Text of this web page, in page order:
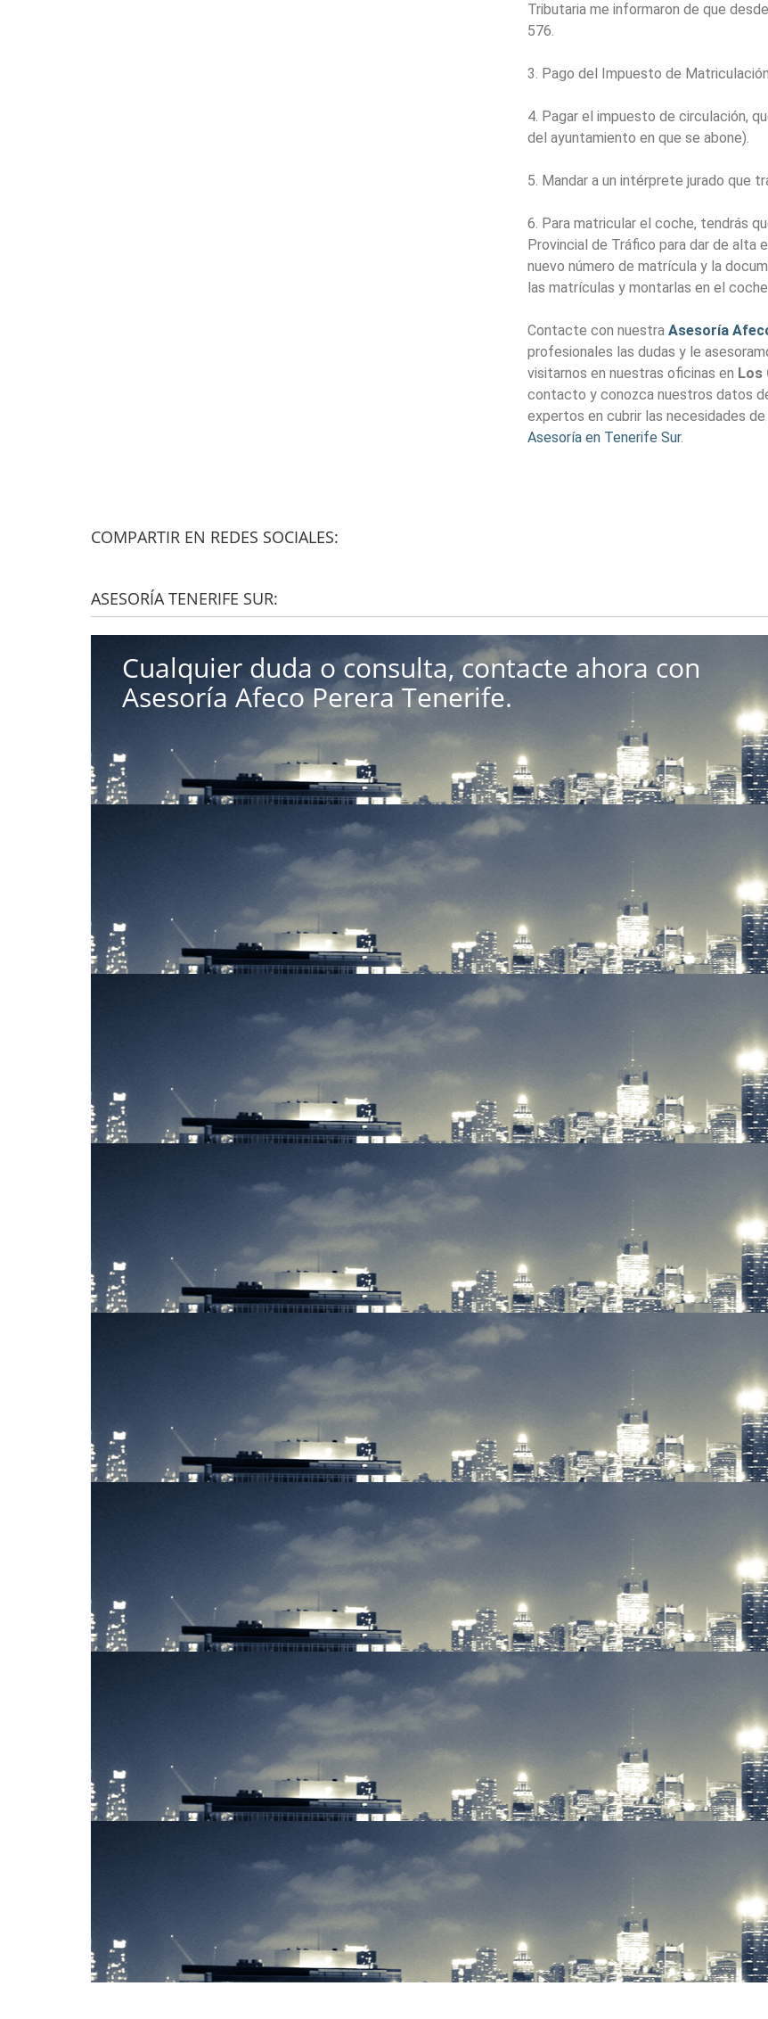
Tributaria me informaron de que
576.
3. Pago del Impuesto de
4. Pagar el impuesto de circulación,
del ayuntamiento en que se abone).
5. Mandar a un intérprete jurado que
6. Para matricular el coche, tendrás
Provincial de Tráfico para dar de alta
nuevo número de matrícula y la
las matrículas y montarlas en el
Contacte con nuestra Asesoría
profesionales las dudas y le
visitarnos en nuestras oficinas en Los
contacto y conozca nuestros datos
expertos en cubrir las necesidades
Asesoría en Tenerife Sur.
COMPARTIR EN REDES SOCIALES:
ASESORÍA TENERIFE SUR:
Cualquier duda o consulta, contacte ahora con
Asesoría Afeco Perera Tenerife.